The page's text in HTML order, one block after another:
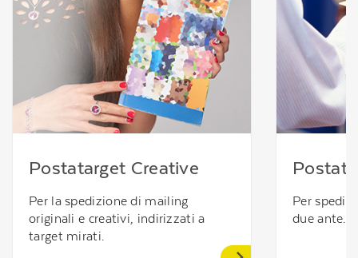
Postatarget Creative
Per la spedizione di mailing
originali e creativi, indirizzati a
target mirati.
Per
due ante.